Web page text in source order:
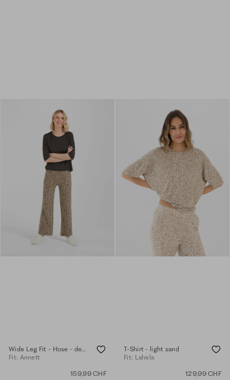
Wide Leg Fit - Hose - desert sand
Fit: Annett
159,99 CHF
T-Shirt - light sand
Fit: Lahela
129,99 CHF